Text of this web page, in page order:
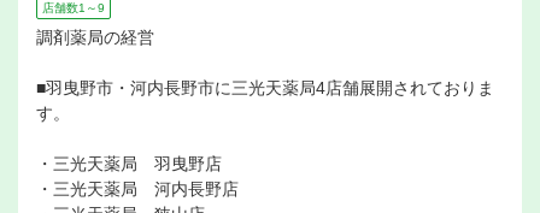
店舗数1～9
調剤薬局の経営
■羽曳野市・河内長野市に三光天薬局4店舗展開されておりま
す。
・三光天薬局 羽曳野店
・三光天薬局 河内長野店